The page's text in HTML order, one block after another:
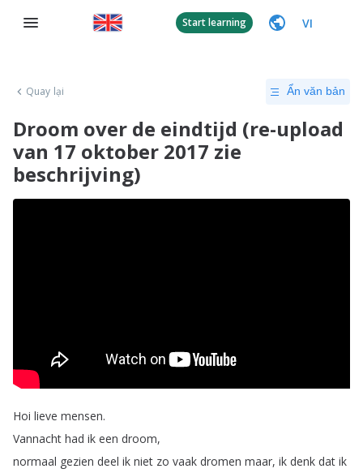
Start learning VI
Quay lại Ẩn văn bản
Droom over de eindtijd (re-upload
van 17 oktober 2017 zie
beschrijving)
Hoi lieve mensen.
Vannacht had ik een droom,
normaal gezien deel ik niet zo vaak dromen maar, ik denk dat ik